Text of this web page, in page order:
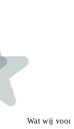
Wat wij